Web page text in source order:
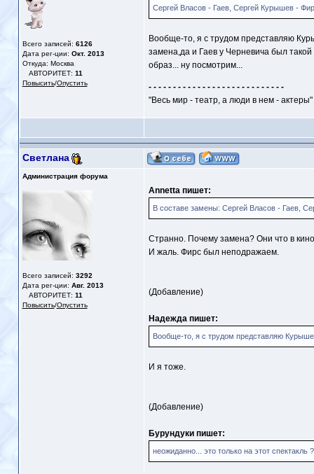
Всего записей: 6126
Дата рег-ции: Окт. 2013
Откуда: Москва
АВТОРИТЕТ: 11
Повысить/Опустить
Сергей Власов - Гаев, Сергей Курышев -
Вообще-то, я с трудом представляю
замена,да и Гаев у Черневича был
образ... ну посмотрим...
- - - - - - - - - - - - - - - - - - - - - - - - - - - -
"Весь мир - театр, а люди в нем - актеры"
Светлана
Администрация форума
Всего записей: 3292
Дата рег-ции: Авг. 2013
АВТОРИТЕТ: 11
Повысить/Опустить
Annetta пишет:
В составе замены: Сергей Власов - Гаев,
Странно. Почему замена? Они что в
И жаль. Фирс был неподражаем.
(Добавление)
Надежда пишет:
Вообще-то, я с трудом представляю
И я тоже.
(Добавление)
Бурундуки пишет:
неожиданно... это только на этот спектакль ?